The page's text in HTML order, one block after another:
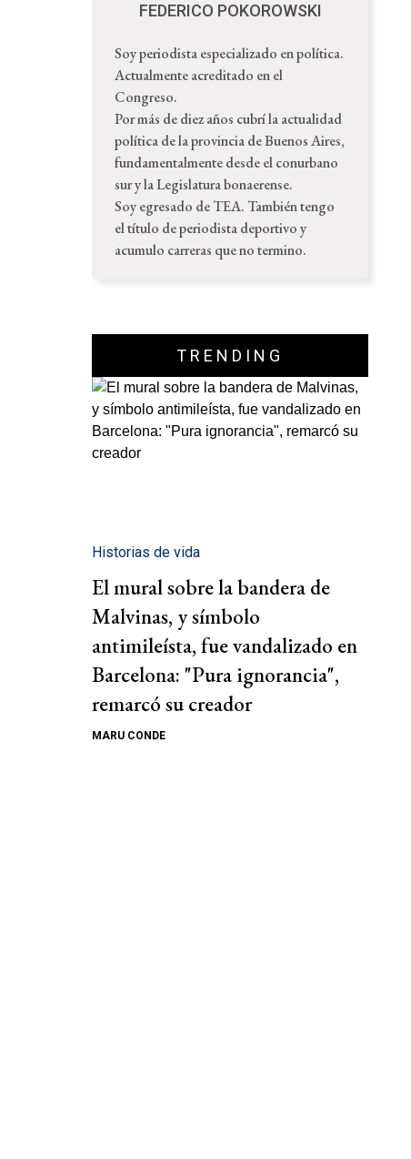
FEDERICO POKOROWSKI
Soy periodista especializado en política.
Actualmente acreditado en el
Congreso.
Por más de diez años cubrí la actualidad
política de la provincia de Buenos Aires,
fundamentalmente desde el conurbano
sur y la Legislatura bonaerense.
Soy egresado de TEA. También tengo
el título de periodista deportivo y
acumulo carreras que no termino.
TRENDING
Historias de vida
El mural sobre la bandera de
Malvinas, y símbolo
antimileísta, fue vandalizado en
Barcelona: "Pura ignorancia",
remarcó su creador
MARU CONDE